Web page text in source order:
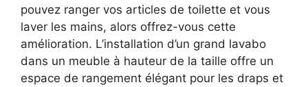
pouvez ranger vos articles de toilette et vous
laver les mains, alors offrez-vous cette
amélioration. L’installation d’un grand lavabo
dans un meuble à hauteur de la taille offre un
espace de rangement élégant pour les draps et